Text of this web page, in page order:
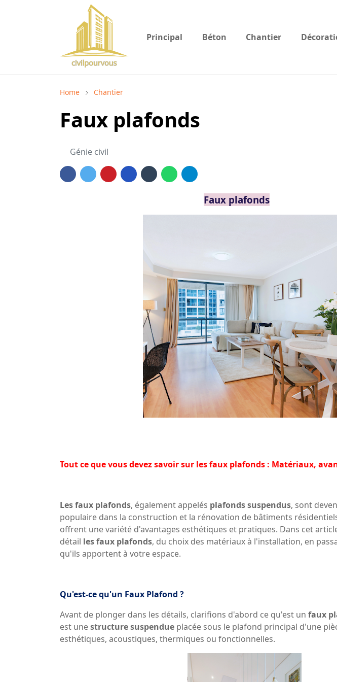
Principal Béton Chantier
Home Chantier
Faux plafonds
Génie civil
Faux plafonds
Tout ce que vous devez savoir sur les faux plafonds : Matériaux,
Les faux plafonds, également appelés plafonds suspendus, sont
populaire dans la construction et la rénovation de bâtiments
offrent une variété d'avantages esthétiques et pratiques. Dans cet
détail les faux plafonds, du choix des matériaux à l'installation, en
qu'ils apportent à votre espace.
Qu'est-ce qu'un Faux Plafond ?
Avant de plonger dans les détails, clarifions d'abord ce qu'est un faux
est unestructure suspendue placée sous le plafond principal d'une
esthétiques, acoustiques, thermiques ou fonctionnelles.